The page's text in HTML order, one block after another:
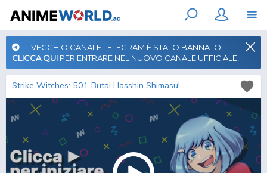
IL VECCHIO CANALE TELEGRAM È STATO BANNATO!
CLICCA QUI PER ENTRARE NEL NUOVO CANALE UFFICIALE!
Strike Witches: 501 Butai Hasshin Shimasu!